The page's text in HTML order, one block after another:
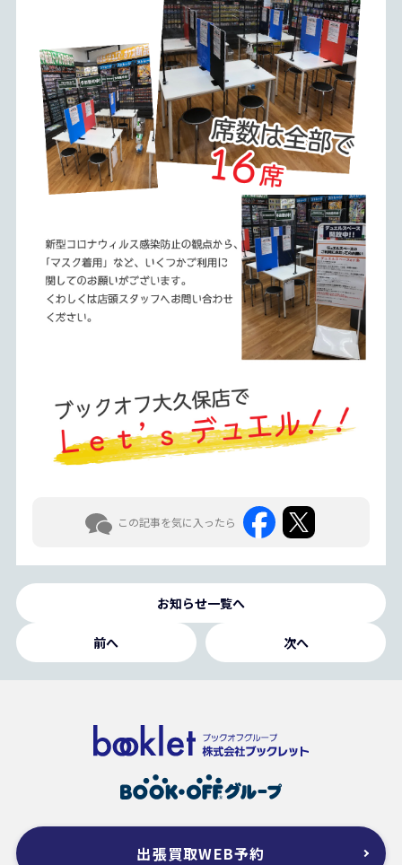
この記事を気に入ったら
お知らせ一覧へ
前へ 次へ
出張買取WEB予約